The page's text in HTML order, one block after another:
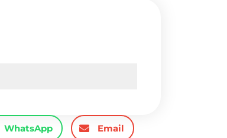
WhatsApp Email